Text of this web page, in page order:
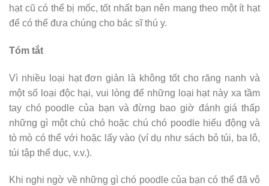
hạt cũ có thể bị mốc, tốt nhất bạn nên mang theo một ít hạt
để có thể đưa chúng cho bác sĩ thú y.
Tóm tắt
Vì nhiều loại hạt đơn giản là không tốt cho răng nanh và
một số loại độc hại, vui lòng để những loại hạt này xa tầm
tay chó poodle của bạn và đừng bao giờ đánh giá thấp
những gì một chú chó hoặc chú chó poodle hiếu động và
tò mò có thể với hoặc lấy vào (ví dụ như sách bỏ túi, ba lô,
túi tập thể dục, v.v.).
Khi nghi ngờ về những gì chó poodle của bạn có thể đã vô